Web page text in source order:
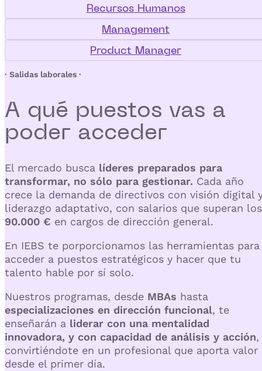
Recursos Humanos
Management
Product Manager
· Salidas laborales ·
A qué puestos vas a
poder acceder
El mercado busca líderes preparados para
transformar, no sólo para gestionar. Cada año
crece la demanda de directivos con visión digital
liderazgo adaptativo, con salarios que superan los
90.000 € en cargos de dirección general.
En IEBS te porporcionamos las herramientas para
acceder a puestos estratégicos y hacer que tu
talento hable por sí solo.
Nuestros programas, desde MBAs hasta
especializaciones en dirección funcional, te
enseñarán a liderar con una mentalidad
innovadora, y con capacidad de análisis y acción,
convirtiéndote en un profesional que aporta valor
desde el primer día.